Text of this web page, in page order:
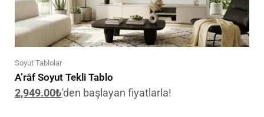
Soyut Tablolar
A’râf Soyut Tekli Tablo
2,949.00₺'den başlayan fiyatlarla!